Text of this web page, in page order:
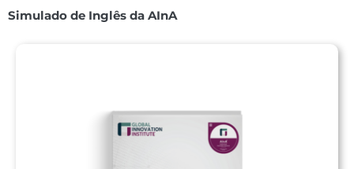
Simulado de Inglês da AInA